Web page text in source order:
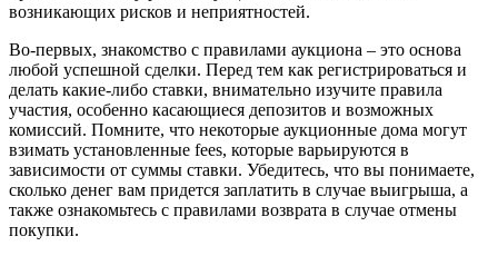
возникающих рисков и неприятностей.
Во-первых, знакомство с правилами аукциона – это основа
любой успешной сделки. Перед тем как регистрироваться и
делать какие-либо ставки, внимательно изучите правила
участия, особенно касающиеся депозитов и возможных
комиссий. Помните, что некоторые аукционные дома могут
взимать установленные fees, которые варьируются в
зависимости от суммы ставки. Убедитесь, что вы понимаете,
сколько денег вам придется заплатить в случае выигрыша, а
также ознакомьтесь с правилами возврата в случае отмены
покупки.